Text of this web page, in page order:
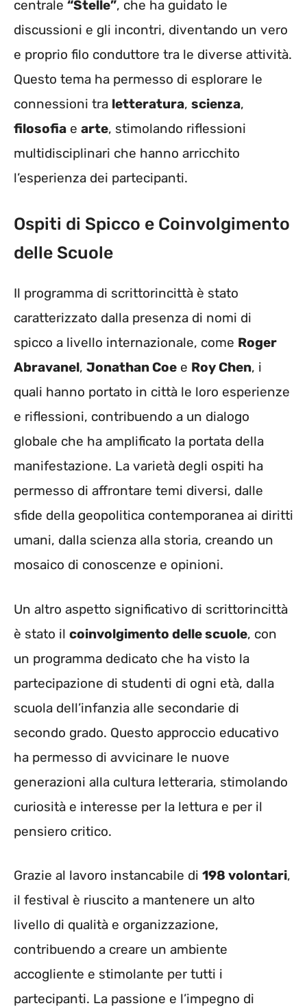
centrale “Stelle”, che ha guidato le
discussioni e gli incontri, diventando un vero
e proprio filo conduttore tra le diverse attività.
Questo tema ha permesso di esplorare le
connessioni tra letteratura, scienza,
filosofia e arte, stimolando riflessioni
multidisciplinari che hanno arricchito
l’esperienza dei partecipanti.
Ospiti di Spicco e Coinvolgimento
delle Scuole
Il programma di scrittorincittà è stato
caratterizzato dalla presenza di nomi di
spicco a livello internazionale, come Roger
Abravanel, Jonathan Coe e Roy Chen, i
quali hanno portato in città le loro esperienze
e riflessioni, contribuendo a un dialogo
globale che ha amplificato la portata della
manifestazione. La varietà degli ospiti ha
permesso di affrontare temi diversi, dalle
sfide della geopolitica contemporanea ai diritti
umani, dalla scienza alla storia, creando un
mosaico di conoscenze e opinioni.
Un altro aspetto significativo di scrittorincittà
è stato il coinvolgimento delle scuole, con
un programma dedicato che ha visto la
partecipazione di studenti di ogni età, dalla
scuola dell’infanzia alle secondarie di
secondo grado. Questo approccio educativo
ha permesso di avvicinare le nuove
generazioni alla cultura letteraria, stimolando
curiosità e interesse per la lettura e per il
pensiero critico.
Grazie al lavoro instancabile di 198 volontari,
il festival è riuscito a mantenere un alto
livello di qualità e organizzazione,
contribuendo a creare un ambiente
accogliente e stimolante per tutti i
partecipanti. La passione e l’impegno di